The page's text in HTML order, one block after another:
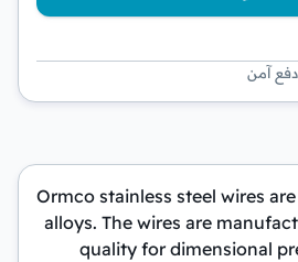
دفع آمن
Ormco stainless steel wires
alloys. The wires are
quality for dimensional